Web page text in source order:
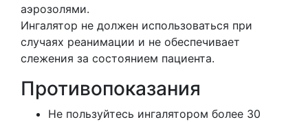
аэрозолями.
Ингалятор не должен использоваться при
случаях реанимации и не обеспечивает
слежения за состоянием пациента.
Противопоказания
Не пользуйтесь ингалятором более 30